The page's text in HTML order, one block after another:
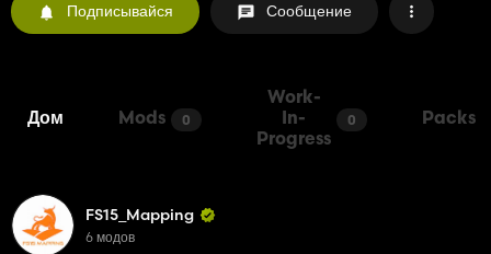
Подписывайся Сообщение
Дом Mods 0
Work-
In-
Progress
0 Packs
FS15_Mapping
6 модов